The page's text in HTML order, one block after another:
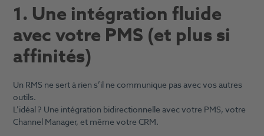
1. Une intégration fluide
avec votre PMS (et plus si
affinités)
Un RMS ne sert à rien s’il ne communique pas avec vos autres
outils.
L’idéal ? Une intégration bidirectionnelle avec votre PMS, votre
Channel Manager, et même votre CRM.